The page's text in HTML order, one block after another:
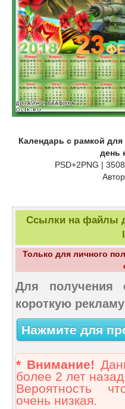
Календарь с рамкой
день
PSD+2PNG |
Ссылки на файлы
Только для личного
Для получения
короткую рекламу
Нажмите для
* Внимание!
более 2 лет
Вероятность
очень низкая.